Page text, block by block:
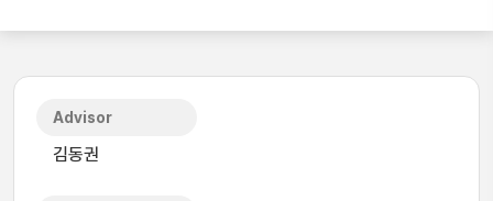
Advisor
김동권